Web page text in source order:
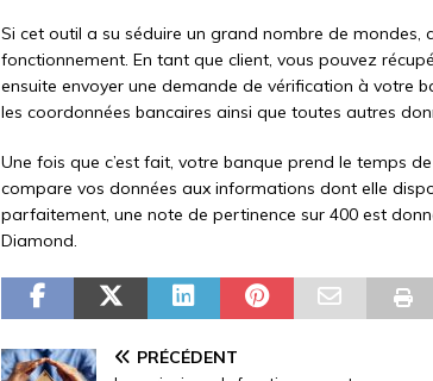
Si cet outil a su séduire un grand nombre de mondes,
fonctionnement. En tant que client, vous pouvez
ensuite envoyer une demande de vérification à votre
les coordonnées bancaires ainsi que toutes autres
Une fois que c’est fait, votre banque prend le temps
compare vos données aux informations dont elle
parfaitement, une note de pertinence sur 400 est
Diamond.
PRÉCÉDENT